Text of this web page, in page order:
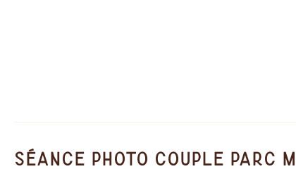
Séance photo couple parc
Séance